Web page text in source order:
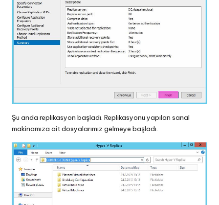
Şu anda replikasyon başladı. Replikasyonu yapılan sanal
makinamıza ait dosyalarımız gelmeye başladı.